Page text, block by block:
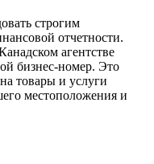
строгим
отчетности.
агентстве
бизнес-номер. Это
товары и услуги
местоположения и